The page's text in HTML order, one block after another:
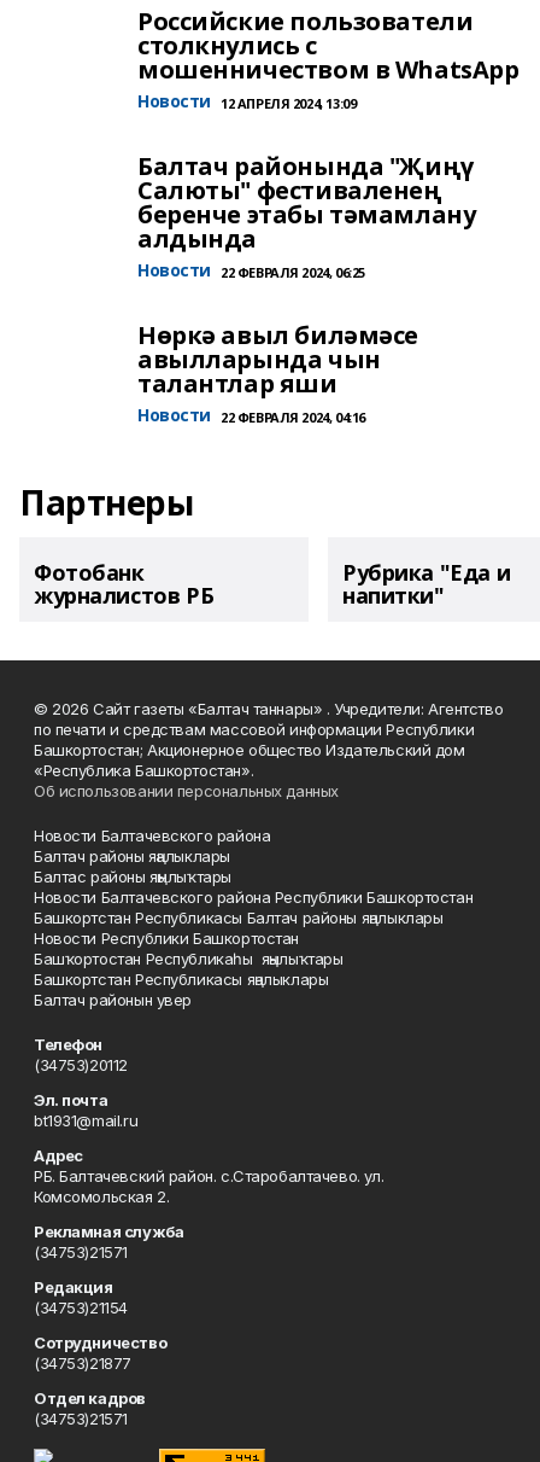
Российские пользователи
столкнулись с
мошенничеством в WhatsApp
Новости 12 АПРЕЛЯ 2024, 13:09
Балтач районында "Җиңү
Салюты" фестиваленең
беренче этабы тәмамлану
алдында
Новости 22 ФЕВРАЛЯ 2024, 06:25
Нөркә авыл биләмәсе
авылларында чын
талантлар яши
Новости 22 ФЕВРАЛЯ 2024, 04:16
Партнеры
Фотобанк
журналистов РБ
Рубрика "Еда и
напитки"
© 2026 Сайт газеты «Балтач таннары» . Учредители: Агентство
по печати и средствам массовой информации Республики
Башкортостан; Акционерное общество Издательский дом
«Республика Башкортостан».
Об использовании персональных данных
Новости Балтачевского района
Балтач районы яңалыклары
Балтас районы яңылыҡтары
Новости Балтачевского района Республики Башкортостан
Башкортстан Республикасы Балтач районы яңалыклары
Новости Республики Башкортостан
Башҡортостан Республикаһы яңылыҡтары
Башкортстан Республикасы яңалыклары
Балтач районын увер
Телефон
(34753)20112
Эл. почта
bt1931@mail.ru
Адрес
РБ. Балтачевский район. с.Старобалтачево. ул.
Комсомольская 2.
Рекламная служба
(34753)21571
Редакция
(34753)21154
Сотрудничество
(34753)21877
Отдел кадров
(34753)21571